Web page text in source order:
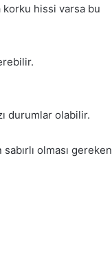
korku hissi varsa bu
durumlar olabilir.
olması gereken